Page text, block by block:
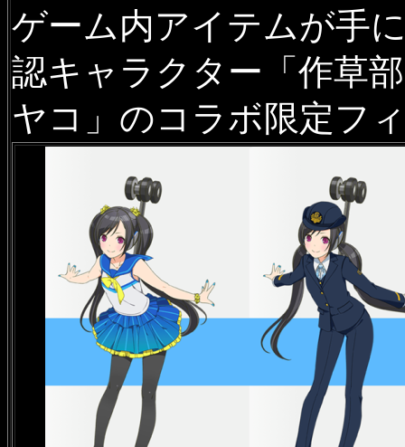
ゲーム内アイテムが手
認キャラクター「作草
ヤコ」のコラボ限定フ